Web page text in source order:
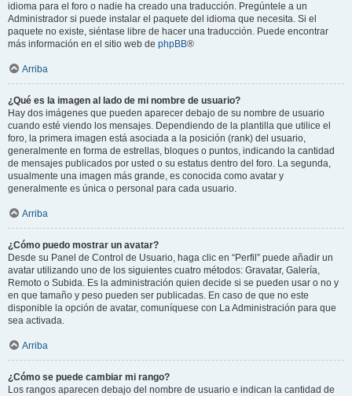
idioma para el foro o nadie ha creado una traducción. Pregúntele a un
Administrador si puede instalar el paquete del idioma que necesita. Si el
paquete no existe, siéntase libre de hacer una traducción. Puede encontrar
más información en el sitio web de phpBB®
Arriba
¿Qué es la imagen al lado de mi nombre de usuario?
Hay dos imágenes que pueden aparecer debajo de su nombre de usuario
cuando esté viendo los mensajes. Dependiendo de la plantilla que utilice el
foro, la primera imagen está asociada a la posición (rank) del usuario,
generalmente en forma de estrellas, bloques o puntos, indicando la cantidad
de mensajes publicados por usted o su estatus dentro del foro. La segunda,
usualmente una imagen más grande, es conocida como avatar y
generalmente es única o personal para cada usuario.
Arriba
¿Cómo puedo mostrar un avatar?
Desde su Panel de Control de Usuario, haga clic en “Perfil” puede añadir un
avatar utilizando uno de los siguientes cuatro métodos: Gravatar, Galería,
Remoto o Subida. Es la administración quien decide si se pueden usar o no y
en que tamaño y peso pueden ser publicadas. En caso de que no este
disponible la opción de avatar, comuníquese con La Administración para que
sea activada.
Arriba
¿Cómo se puede cambiar mi rango?
Los rangos aparecen debajo del nombre de usuario e indican la cantidad de